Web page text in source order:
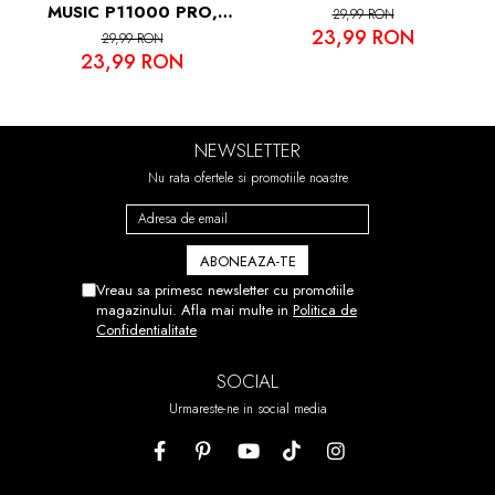
CURATARE, SERVETEL UMET,
SERVETEL USCAT, STICKER DUST
ABSORBER SI STICKERE DE
IN CAZUL IN CARE MONTAREA
NU V-A IESIT DIN PRIMA PUTETI
DEZLIPI FOLIA SI SA O
REPOZITIONATI.
ACEST PROCES POATE FI
REPETAT DE PANA LA 7 ORI!
MUSIC P11000 PRO,
VDOO
29,99 RON
23,99 RON
29,99 RON
23,99 RON
NEWSLETTER
Nu rata ofertele si promotiile noastre
Vreau sa primesc newsletter cu promotiile
magazinului. Afla mai multe in Politica de
Confidentialitate
SOCIAL
Urmareste-ne in social media